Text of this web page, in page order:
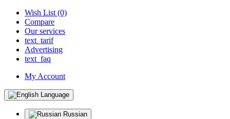
Wish List (0)
Compare
Our services
text_tarif
Advertising
text_faq
My Account
Language
Russian